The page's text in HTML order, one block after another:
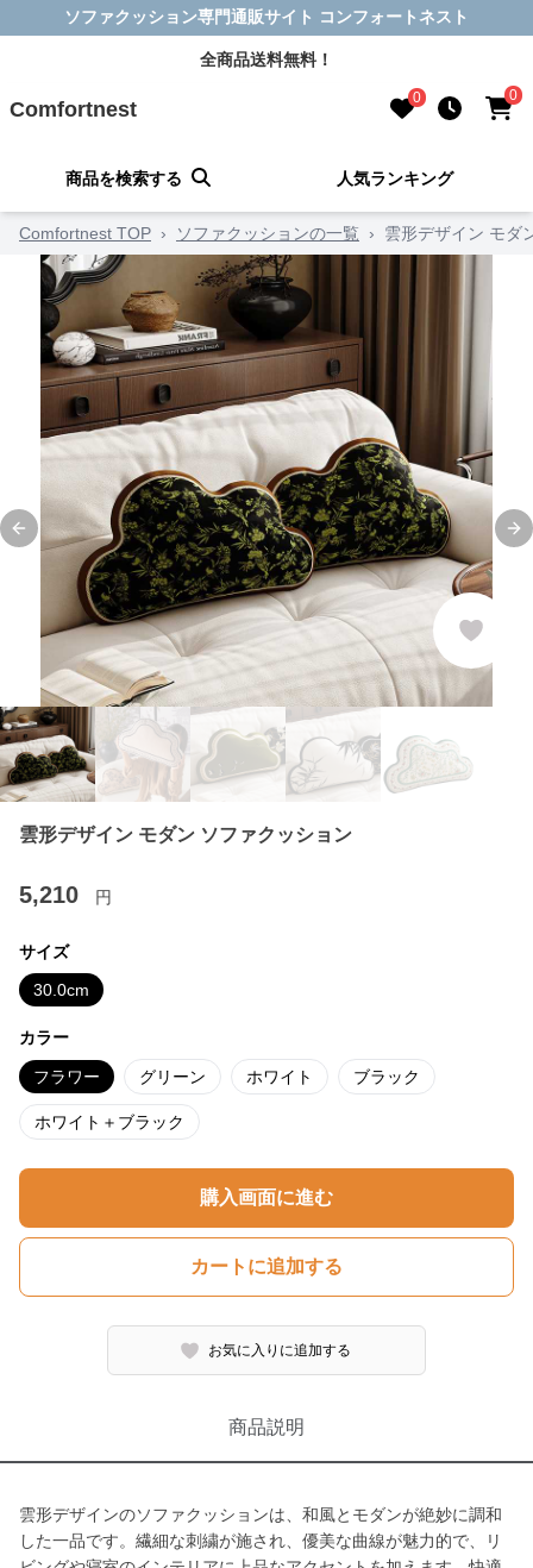
ソファクッション専門通販サイト コンフォートネスト
全商品送料無料！
Comfortnest 0 0
商品を検索する 人気ランキング
Comfortnest TOP › ソファクッションの一覧 › 雲形デザイン モダ
Previous slide
雲形デザイン モダン ソファクッション
5,210 円
サイズ
30.0cm
カラー
フラワー グリーン ホワイト ブラック
ホワイト＋ブラック
購入画面に進む
カートに追加する
お気に入りに追加する
商品説明
雲形デザインのソファクッションは、和風とモダンが絶妙に調和
した一品です。繊細な刺繍が施され、優美な曲線が魅力的で、リ